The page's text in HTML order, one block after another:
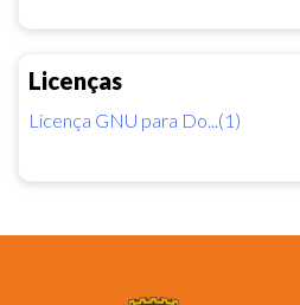
Licenças
Licença GNU para Do...(1)